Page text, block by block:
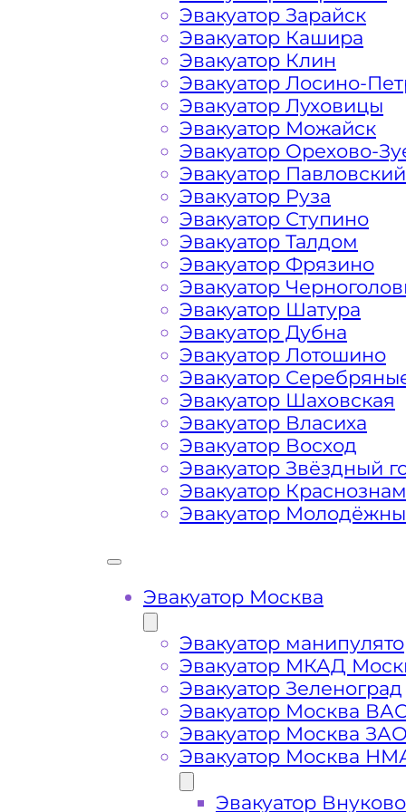
списком услуг эвакуатора и их
районах города Москвы, так и за
Проспект Генерала
эвакуатора?
Расчет стоимости эвакуатора за
Дорохова, в каждом конкретном
фирма всегда готова порадовать
автомобилистов и гостей Столицы.
На стоимость эвакуации
Габариты, вес и тип
Заказанный эвакуатор
платформой
Проспекта Генерала Дорохова
Затрудняющие факторы –
передач (АКПП)
Сложная эвакуация при аварии,
Буксировка автомобиля из
Эвакуатор Зарайск
Эвакуатор Кашира
Эвакуатор Клин
Эвакуатор Лосино-
Эвакуатор Луховицы
Эвакуатор Можайск
Эвакуатор Орехово-
Эвакуатор
Эвакуатор Руза
Эвакуатор Ступино
Эвакуатор Талдом
Эвакуатор Фрязино
Эвакуатор
Эвакуатор Шатура
Эвакуатор Дубна
Эвакуатор Лотошино
Эвакуатор
Эвакуатор Шаховская
Эвакуатор Власиха
Эвакуатор Восход
Эвакуатор Звёздный
Эвакуатор
Эвакуатор
Эвакуатор Москва
Эвакуатор
Эвакуатор МКАД
Эвакуатор Зеленоград
Эвакуатор Москва
Эвакуатор Москва
Эвакуатор Москва
Эвакуатор Внуково